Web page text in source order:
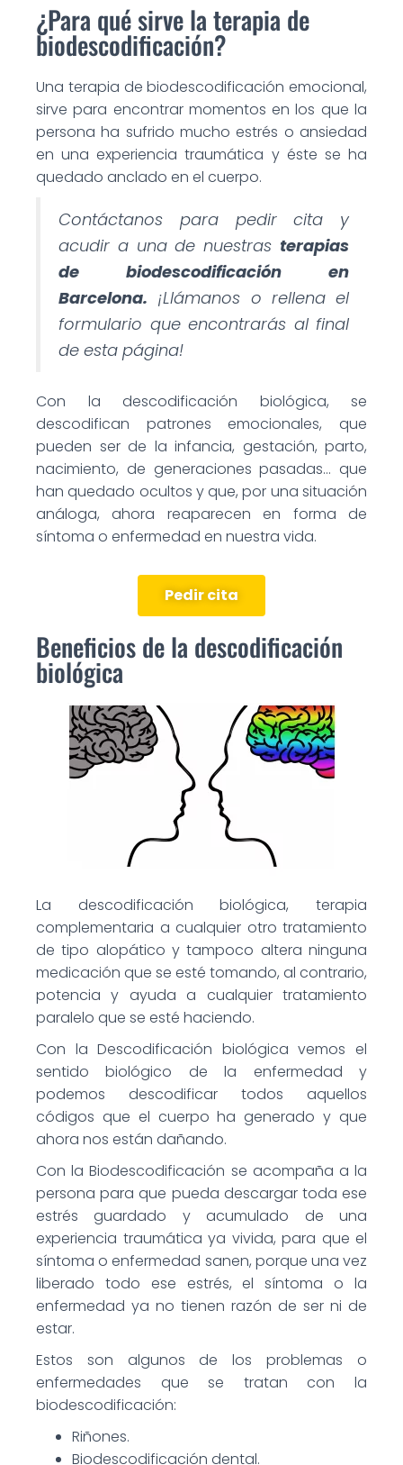
¿Para qué sirve la terapia de
biodescodificación?
Una terapia de biodescodificación emocional,
sirve para encontrar momentos en los que la
persona ha sufrido mucho estrés o ansiedad
en una experiencia traumática y éste se ha
quedado anclado en el cuerpo.
Contáctanos para pedir cita y
acudir a una de nuestras terapias
de biodescodificación en
Barcelona. ¡Llámanos o rellena el
formulario que encontrarás al final
de esta página!
Con la descodificación biológica, se
descodifican patrones emocionales, que
pueden ser de la infancia, gestación, parto,
nacimiento, de generaciones pasadas… que
han quedado ocultos y que, por una situación
análoga, ahora reaparecen en forma de
síntoma o enfermedad en nuestra vida.
Pedir cita
Beneficios de la descodificación
biológica
La descodificación biológica, terapia
complementaria a cualquier otro tratamiento
de tipo alopático y tampoco altera ninguna
medicación que se esté tomando, al contrario,
potencia y ayuda a cualquier tratamiento
paralelo que se esté haciendo.
Con la Descodificación biológica vemos el
sentido biológico de la enfermedad y
podemos descodificar todos aquellos
códigos que el cuerpo ha generado y que
ahora nos están dañando.
Con la Biodescodificación se acompaña a la
persona para que pueda descargar toda ese
estrés guardado y acumulado de una
experiencia traumática ya vivida, para que el
síntoma o enfermedad sanen, porque una vez
liberado todo ese estrés, el síntoma o la
enfermedad ya no tienen razón de ser ni de
estar.
Estos son algunos de los problemas o
enfermedades que se tratan con la
biodescodificación:
Riñones.
Biodescodificación dental.